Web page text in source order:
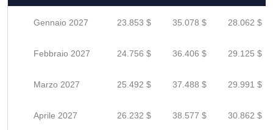
Gennaio 2027 23.853 $ 35.078 $ 28.062 $
Febbraio 2027 24.756 $ 36.406 $ 29.125 $
Marzo 2027 25.492 $ 37.488 $ 29.991 $
Aprile 2027 26.232 $ 38.577 $ 30.862 $